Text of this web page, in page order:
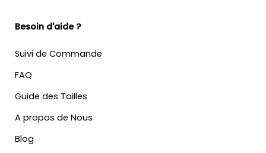
Besoin d'aide ?
Suivi de Commande
FAQ
Guide des Tailles
A propos de Nous
Blog